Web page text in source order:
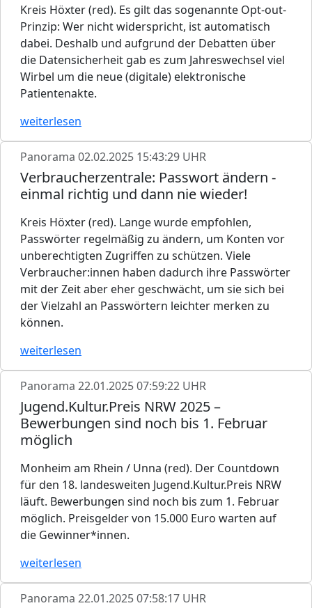
Kreis Höxter (red). Es gilt das sogenannte Opt-out-
Prinzip: Wer nicht widerspricht, ist automatisch
dabei. Deshalb und aufgrund der Debatten über
die Datensicherheit gab es zum Jahreswechsel viel
Wirbel um die neue (digitale) elektronische
Patientenakte.
weiterlesen
Panorama 02.02.2025 15:43:29 UHR
Verbraucherzentrale: Passwort ändern -
einmal richtig und dann nie wieder!
Kreis Höxter (red). Lange wurde empfohlen,
Passwörter regelmäßig zu ändern, um Konten vor
unberechtigten Zugriffen zu schützen. Viele
Verbraucher:innen haben dadurch ihre Passwörter
mit der Zeit aber eher geschwächt, um sie sich bei
der Vielzahl an Passwörtern leichter merken zu
können.
weiterlesen
Panorama 22.01.2025 07:59:22 UHR
Jugend.Kultur.Preis NRW 2025 –
Bewerbungen sind noch bis 1. Februar
möglich
Monheim am Rhein / Unna (red). Der Countdown
für den 18. landesweiten Jugend.Kultur.Preis NRW
läuft. Bewerbungen sind noch bis zum 1. Februar
möglich. Preisgelder von 15.000 Euro warten auf
die Gewinner*innen.
weiterlesen
Panorama 22.01.2025 07:58:17 UHR